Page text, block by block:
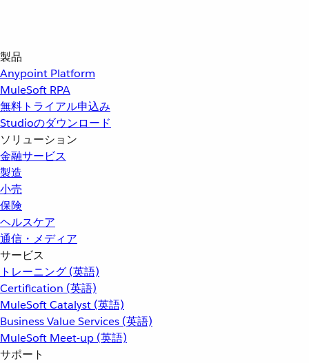
製品
Anypoint Platform
MuleSoft RPA
無料トライアル申込み
Studioのダウンロード
ソリューション
金融サービス
製造
小売
保険
ヘルスケア
通信・メディア
サービス
トレーニング (英語)
Certification (英語)
MuleSoft Catalyst (英語)
Business Value Services (英語)
MuleSoft Meet-up (英語)
サポート